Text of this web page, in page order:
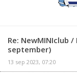
Re: NewMINIclub
september)
13 sep 2023, 07:20